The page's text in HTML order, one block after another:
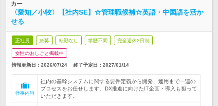
カー
〈愛知／小牧〉【社内SE】☆管理職候補☆英語・中国語を活か
せる
正社員 急募 転勤なし 学歴不問 完全週休2日制
女性のおしごと掲載中
情報更新日：2026/07/24 終了予定日： 2027/01/14
仕事内容
社内の基幹システムに関する要件定義から開発、運用まで一連の
プロセスをお任せします。DX推進に向けたIT企画・導入も担って
いただきます。